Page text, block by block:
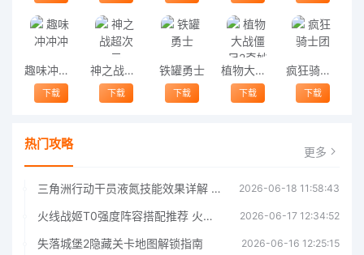
趣味冲冲冲
下载
神之战超次元
下载
铁罐勇士
下载
植物大战僵尸2奇妙时空之旅
下载
疯狂骑士团
下载
热门攻略 更多
三角洲行动干员液氮技能效果详解 三角洲行动干员液氮技能介绍 2026-06-18 11:58:43
火线战姬T0强度阵容搭配推荐 火线战姬T0强度阵容哪个好 2026-06-17 12:34:52
失落城堡2隐藏关卡地图解锁指南 2026-06-16 12:25:15